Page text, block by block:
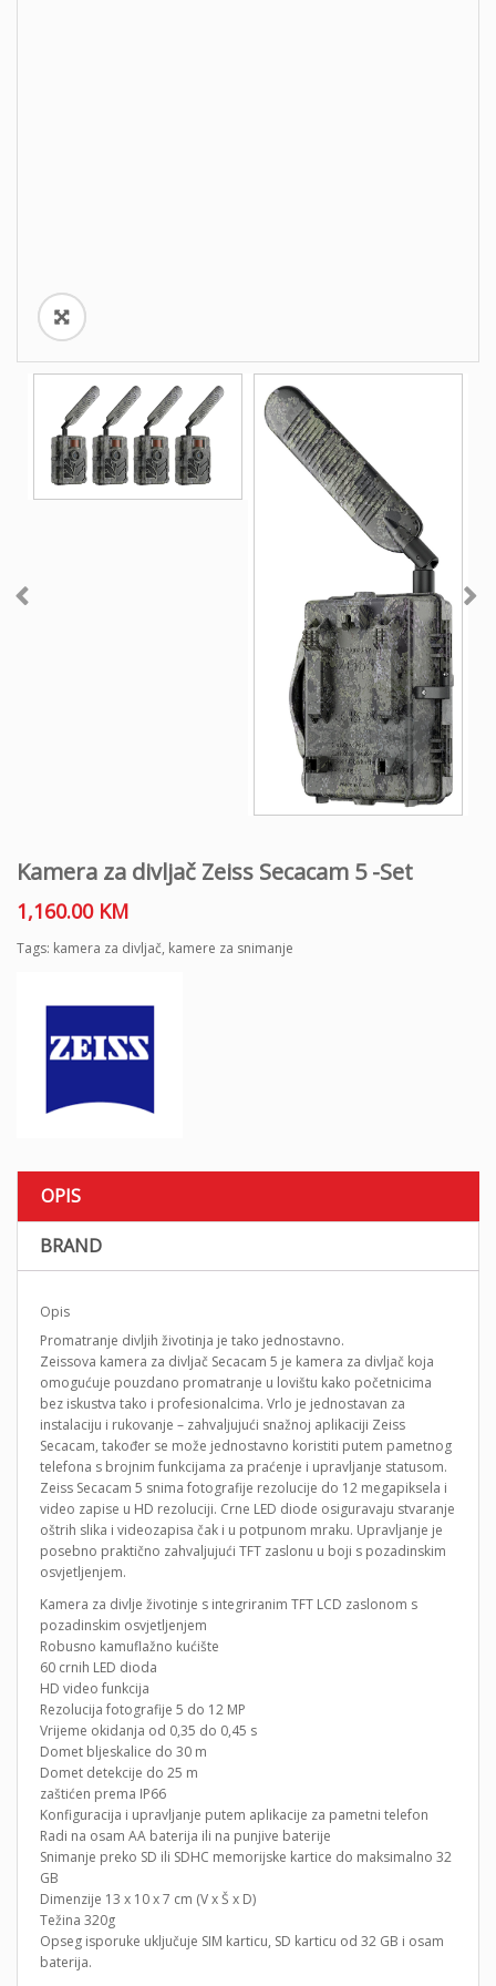
Kamera za divljač Zeiss Secacam 5 -Set
1,160.00 KM
Tags: kamera za divljač, kamere za snimanje
OPIS
BRAND
Opis
Promatranje divljih životinja je tako jednostavno.
Zeissova kamera za divljač Secacam 5 je kamera za divljač koja
omogućuje pouzdano promatranje u lovištu kako početnicima
bez iskustva tako i profesionalcima. Vrlo je jednostavan za
instalaciju i rukovanje – zahvaljujući snažnoj aplikaciji Zeiss
Secacam, također se može jednostavno koristiti putem pametnog
telefona s brojnim funkcijama za praćenje i upravljanje statusom.
Zeiss Secacam 5 snima fotografije rezolucije do 12 megapiksela i
video zapise u HD rezoluciji. Crne LED diode osiguravaju stvaranje
oštrih slika i videozapisa čak i u potpunom mraku. Upravljanje je
posebno praktično zahvaljujući TFT zaslonu u boji s pozadinskim
osvjetljenjem.
Kamera za divlje životinje s integriranim TFT LCD zaslonom s
pozadinskim osvjetljenjem
Robusno kamuflažno kućište
60 crnih LED dioda
HD video funkcija
Rezolucija fotografije 5 do 12 MP
Vrijeme okidanja od 0,35 do 0,45 s
Domet bljeskalice do 30 m
Domet detekcije do 25 m
zaštićen prema IP66
Konfiguracija i upravljanje putem aplikacije za pametni telefon
Radi na osam AA baterija ili na punjive baterije
Snimanje preko SD ili SDHC memorijske kartice do maksimalno 32
GB
Dimenzije 13 x 10 x 7 cm (V x Š x D)
Težina 320g
Opseg isporuke uključuje SIM karticu, SD karticu od 32 GB i osam
baterija.